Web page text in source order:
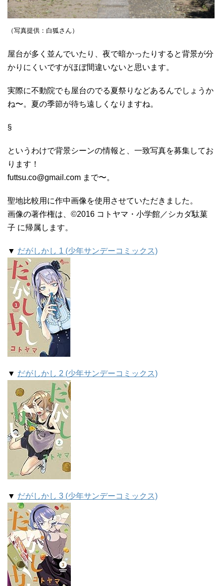
（写真提供：白狐さん）
屋台が多く並んでいたり、夜で暗かったりすると背景が分
かりにくいですがほぼ間違いないと思います。
実際に不動院でも屋台のでる夏祭りなどあるんでしょうか
ね〜。夏の季節が待ち遠しくなりますね。
§
というわけで背景シーンの情報と、一致写真を募集してお
ります！
futtsu.co@gmail.com まで〜。
聖地比較用に作中画像を使用させていただきました。
画像の著作権は、©2016 コトヤマ・小学館／シカダ駄菓
子 に帰属します。
▼ だがしかし 1 (少年サンデーコミックス)
▼ だがしかし 2 (少年サンデーコミックス)
▼ だがしかし 3 (少年サンデーコミックス)